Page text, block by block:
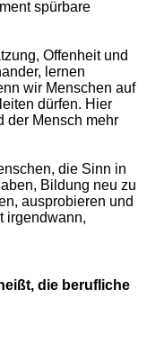
spürbare
Offenheit und
lernen
wir Menschen auf
dürfen. Hier
der Mensch mehr
die Sinn in
Bildung neu zu
ausprobieren und
irgendwann,
die berufliche